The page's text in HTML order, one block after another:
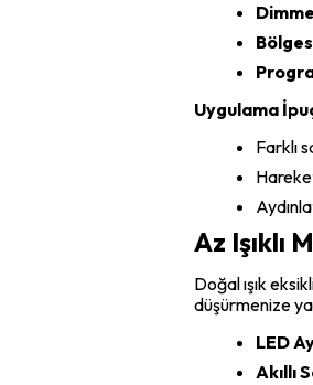
Uygulama
Farklı
Az Işıklı
Doğal ışık
düşürmenize
LED
Akıllı